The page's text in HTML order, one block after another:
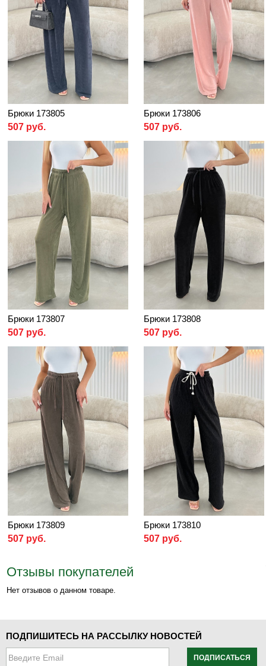
Брюки 173805
507 руб.
Брюки 173806
507 руб.
Брюки 173807
507 руб.
Брюки 173808
507 руб.
Брюки 173809
507 руб.
Брюки 173810
507 руб.
Отзывы покупателей
Нет отзывов о данном товаре.
ПОДПИШИТЕСЬ НА РАССЫЛКУ НОВОСТЕЙ
ПОДПИСАТЬСЯ